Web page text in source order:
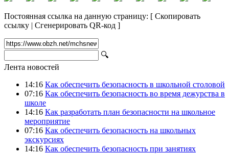
Постоянная ссылка на данную страницу: [ Скопировать
ссылку | Сгенерировать QR-код ]
🔍
Лента новостей
14:16 Как обеспечить безопасность в школьной столовой
07:16 Как обеспечить безопасность во время дежурства в
школе
14:16 Как разработать план безопасности на школьное
мероприятие
07:16 Как обеспечить безопасность на школьных
экскурсиях
14:16 Как обеспечить безопасность при занятиях